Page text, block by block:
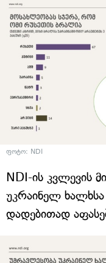
ფოტო: NDI
NDI-ის კვლევის
უკრაინელ
დადებითად